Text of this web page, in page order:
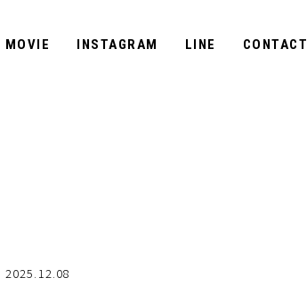
MOVIE INSTAGRAM LINE CONTACT
2025.12.08